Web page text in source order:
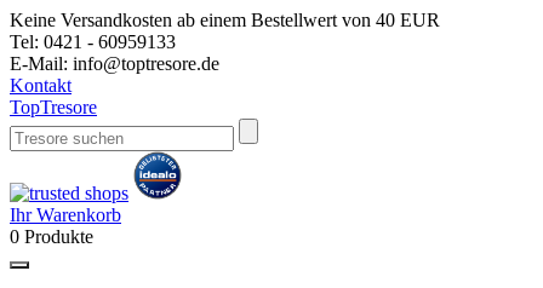
Keine Versandkosten ab einem Bestellwert von 40 EUR
Tel: 0421 - 60959133
E-Mail: info@toptresore.de
Kontakt
TopTresore
Ihr Warenkorb
0 Produkte